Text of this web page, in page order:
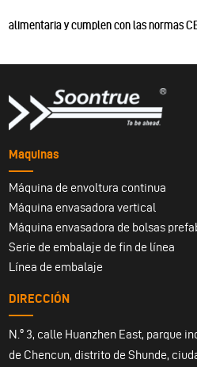
alimentaria y cumplen con las normas
Maquinas
Máquina de envoltura continua
Máquina envasadora vertical
Máquina envasadora de bolsas
Serie de embalaje de fin de línea
Línea de embalaje
DIRECCIÓN
N.º 3, calle Huanzhen East, parque
de Chencun, distrito de Shunde,